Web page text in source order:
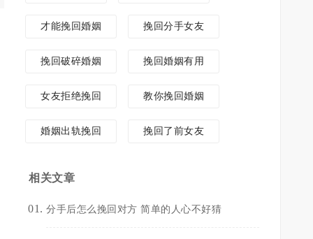
才能挽回婚姻 挽回分手女友
挽回破碎婚姻 挽回婚姻有用
女友拒绝挽回 教你挽回婚姻
婚姻出轨挽回 挽回了前女友
相关文章
分手后怎么挽回对方 简单的人心不好猜